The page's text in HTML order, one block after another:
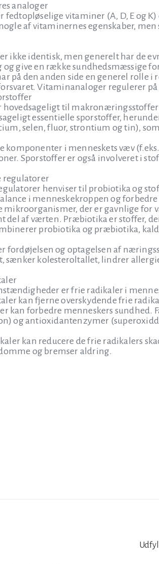
analoger
vitaminer (A, D, E og
af vitaminernes egenskaber,
ikke identisk, men generelt har de
og give en række sundhedsmæssige
på den anden side en generel rolle
Vitaminanaloger regulerer
til
essentielle sporstoffer,
selen, fluor, strontium og tin),
komponenter i menneskets væv
Sporstoffer er også involveret i
regulatorer
henviser til probiotika og
i menneskekroppen og
mikroorganismer, der er gavnlige
del af værten. Præbiotika er stoffer,
probiotika og præbiotika,
fordøjelsen og optagelsen af
sænker kolesteroltallet, lindrer
er frie radikaler i
kan fjerne overskydende frie
kan forbedre menneskers sundhed.
og antioxidantenzymer
kan reducere de frie radikalers
og bremser aldring.